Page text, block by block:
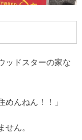
ッドスターの家な
めんねん！！」
せん。